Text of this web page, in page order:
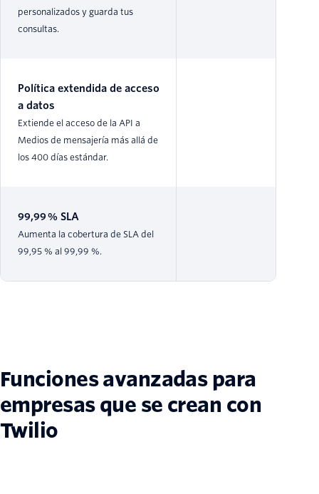
personalizados y guarda tus
consultas.
Política extendida de acceso
a datos
Extiende el acceso de la API a
Medios de mensajería más allá de
los 400 días estándar.
99,99 % SLA
Aumenta la cobertura de SLA del
99,95 % al 99,99 %.
Funciones avanzadas para
empresas que se crean con
Twilio